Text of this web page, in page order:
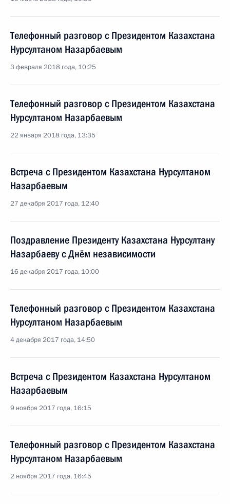
Телефонный разговор с Президентом Казахстана
Нурсултаном Назарбаевым
3 февраля 2018 года, 10:25
Телефонный разговор с Президентом Казахстана
Нурсултаном Назарбаевым
22 января 2018 года, 13:35
Встреча с Президентом Казахстана Нурсултаном
Назарбаевым
27 декабря 2017 года, 12:40
Поздравление Президенту Казахстана Нурсултану
Назарбаеву с Днём независимости
16 декабря 2017 года, 10:00
Телефонный разговор с Президентом Казахстана
Нурсултаном Назарбаевым
4 декабря 2017 года, 14:50
Встреча с Президентом Казахстана Нурсултаном
Назарбаевым
9 ноября 2017 года, 16:15
Телефонный разговор с Президентом Казахстана
Нурсултаном Назарбаевым
2 ноября 2017 года, 16:45